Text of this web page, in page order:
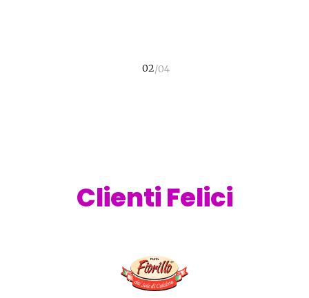
Clienti Felici